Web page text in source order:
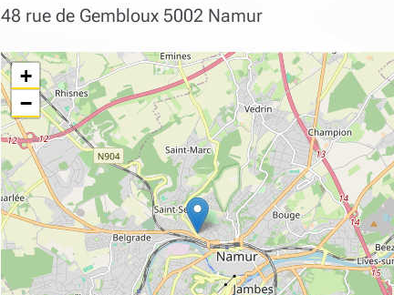
48 rue de Gembloux 5002 Namur
+
−